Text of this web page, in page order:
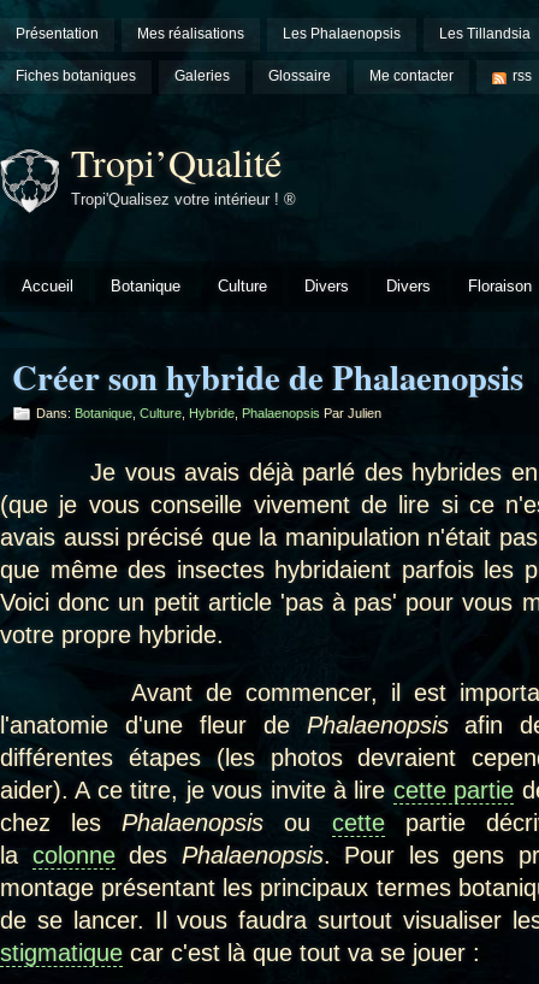
Présentation Mes réalisations Les Phalaenopsis Les Tillandsia
Fiches botaniques Galeries Glossaire Me contacter rss
Tropi’Qualité
Tropi'Qualisez votre intérieur ! ®
Accueil Botanique Culture Divers Divers Floraison
Créer son hybride de Phalaenopsis
Dans: Botanique Culture Hybride Phalaenopsis Par Julien
Je vous avais déjà parlé des hybrides en
(que je vous conseille vivement de lire si ce
avais aussi précisé que la manipulation n'était
que même des insectes hybridaient parfois les
Voici donc un petit article 'pas à pas' pour vous
votre propre hybride.
Avant de commencer, il est important
l'anatomie d'une fleur de Phalaenopsisafin
différentes étapes (les photos devraient
aider). A ce titre, je vous invite à lirecette partie
chez lesPhalaenopsis ou cettepartie
la colonnedes Phalaenopsis. Pour les gens
montage présentant les principaux termes
de se lancer. Il vous faudra surtout visualiser
stigmatique car c'est là que tout va se jouer :